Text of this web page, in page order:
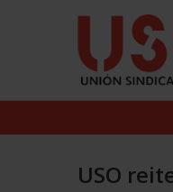
USO